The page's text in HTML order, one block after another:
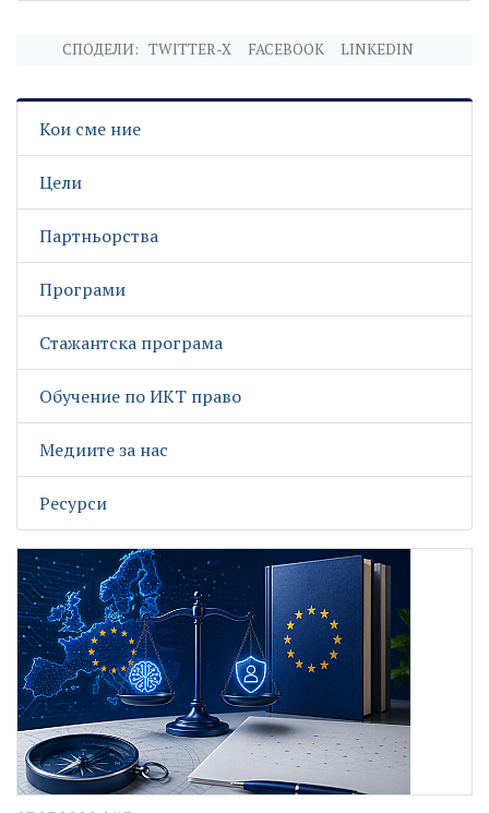
СПОДЕЛИ: TWITTER-X FACEBOOK LINKEDIN
Кои сме ние
Цели
Партньорства
Програми
Стажантска програма
Обучение по ИКТ право
Медиите за нас
Ресурси